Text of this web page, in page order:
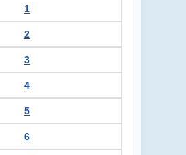
1
2
3
4
5
6